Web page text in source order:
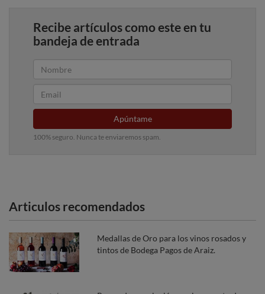
Recibe artículos como este en tu
bandeja de entrada
Apúntame
100% seguro. Nunca te enviaremos spam.
Articulos recomendados
Medallas de Oro para los vinos rosados y
tintos de Bodega Pagos de Araiz.